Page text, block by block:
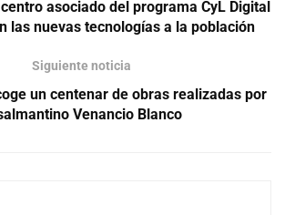
asociado del programa CyL Digital
las nuevas tecnologías a la población
Siguiente noticia
un centenar de obras realizadas por
Venancio Blanco